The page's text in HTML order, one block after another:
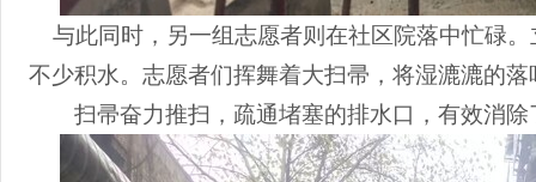
与此同时，另一组志愿者则在社区院落中忙碌。
不少积水。志愿者们挥舞着大扫帚，将湿漉漉的
扫帚奋力推扫，疏通堵塞的排水口，有效消